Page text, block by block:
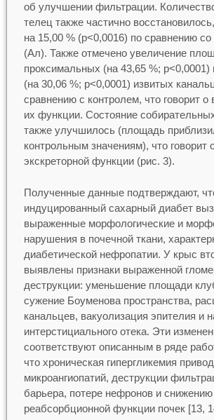
об улучшении фильтрации.
телец также частично
на 15,00 % (р<0,0016) по сравнению со
(Ал). Также отмечено увеличение
проксимальных (на 43,65 %; р<0,0001)
(на 30,06 %; р<0,0001) извитых
сравнению с контролем, что говорит о
их функции. Состояние
также улучшилось (площадь
контрольным значениям), что говорит
экскреторной функции (рис. 3).
Полученные данные подтверждают,
индуцированный сахарный диабет
выраженные морфологические и
нарушения в почечной ткани,
диабетической нефропатии. У крыс
выявлены признаки выраженной
деструкции: уменьшение площади
сужение Боуменова пространства,
канальцев, вакуолизация эпителия и
интерстициального отека. Эти
соответствуют описанным в ряде
что хроническая гипергликемия
микроангиопатий, деструкции
барьера, потере нефронов и снижению
реабсорбционной функции почек [13,